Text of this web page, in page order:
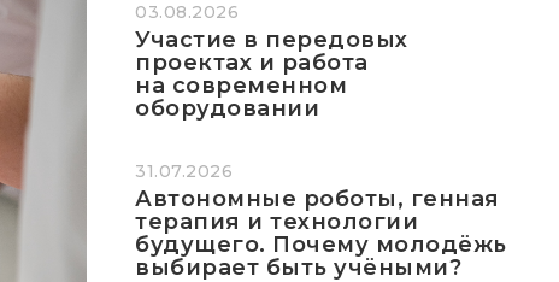
03.08.2026
Участие в передовых
проектах и работа
на современном
оборудовании
31.07.2026
Автономные роботы, генная
терапия и технологии
будущего. Почему молодёжь
выбирает быть учёными?